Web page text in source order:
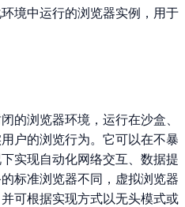
境中运行的浏览器实例，用于
的浏览器环境，运行在沙盒、
户的浏览行为。它可以在不暴
实现自动化网络交互、数据提
标准浏览器不同，虚拟浏览器
可根据实现方式以无头模式或